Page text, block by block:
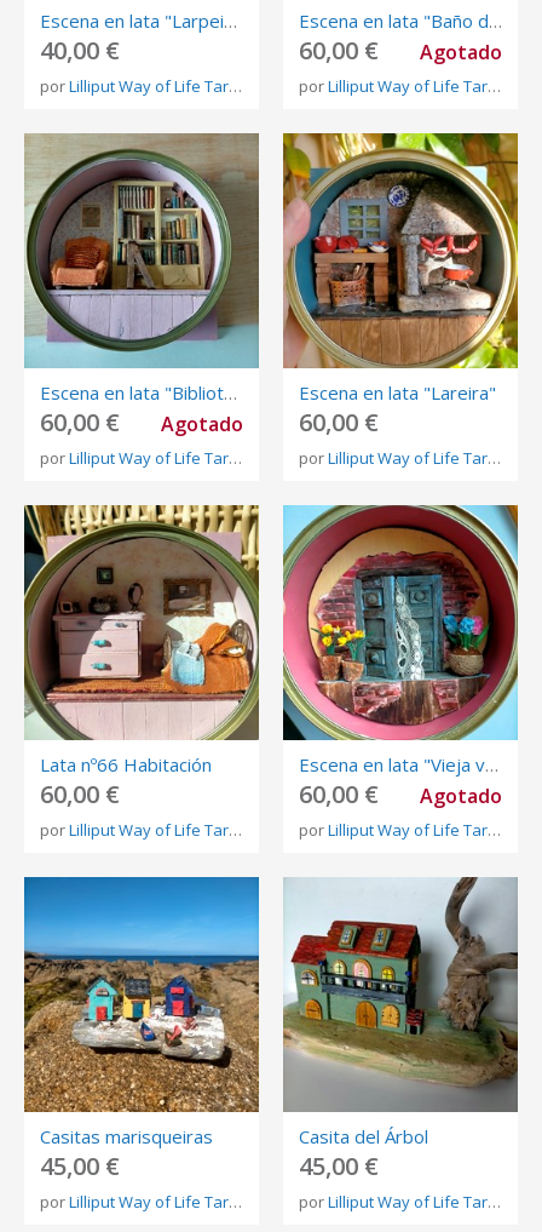
Escena en lata "Larpeira" (golosa)
40,00 €
porLilliput Way of Life Tareixa Lorenzo
Escena en lata "Baño dieciochesco"
60,00 € Agotado
porLilliput Way of Life Tareixa Lorenzo
Escena en lata "Biblioteca"
60,00 € Agotado
porLilliput Way of Life Tareixa Lorenzo
Escena en lata "Lareira"
60,00 €
porLilliput Way of Life Tareixa Lorenzo
Lata nº66 Habitación
60,00 €
porLilliput Way of Life Tareixa Lorenzo
Escena en lata "Vieja ventana"
60,00 € Agotado
porLilliput Way of Life Tareixa Lorenzo
Casitas marisqueiras
45,00 €
porLilliput Way of Life Tareixa Lorenzo
Casita del Árbol
45,00 €
porLilliput Way of Life Tareixa Lorenzo